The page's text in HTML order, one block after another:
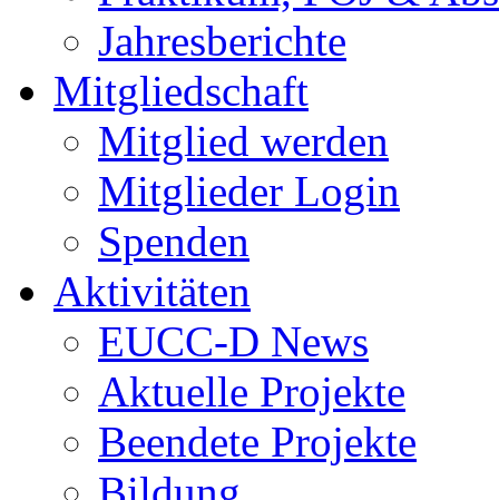
Jahresberichte
Mitgliedschaft
Mitglied werden
Mitglieder Login
Spenden
Aktivitäten
EUCC-D News
Aktuelle Projekte
Beendete Projekte